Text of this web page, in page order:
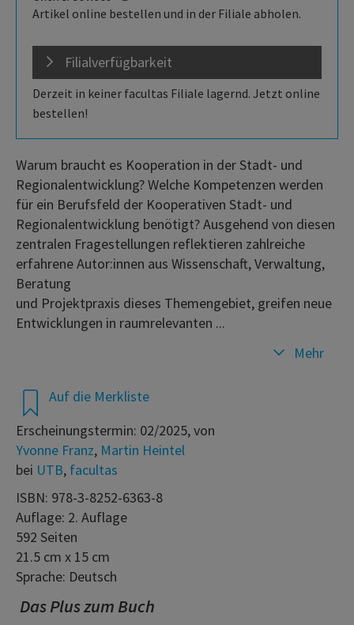
Artikel online bestellen und in der Filiale abholen.
Filialverfügbarkeit
Derzeit in keiner facultas Filiale lagernd. Jetzt online
bestellen!
Auf die Merkliste
Erscheinungstermin: 02/2025, von
Yvonne Franz, Martin Heintel
bei UTB, facultas
ISBN: 978-3-8252-6363-8
Auflage: 2. Auflage
592 Seiten
21.5 cm x 15 cm
Sprache: Deutsch
Das Plus zum Buch
Warum braucht es Kooperation in der Stadt- und
Regionalentwicklung? Welche Kompetenzen werden
für ein Berufsfeld der Kooperativen Stadt- und
Regionalentwicklung benötigt? Ausgehend von diesen
zentralen Fragestellungen reflektieren zahlreiche
erfahrene Autor:innen aus Wissenschaft, Verwaltung,
Beratung
und Projektpraxis dieses Themengebiet, greifen neue
Entwicklungen in raumrelevanten ...
Mehr